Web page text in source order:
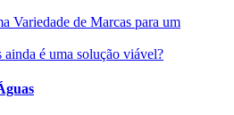
Variedade de Marcas para um
é uma solução viável?